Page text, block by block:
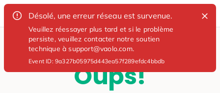
Désolé, une erreur réseau est survenue.
Veuillez réessayer plus tard et si le problème
persiste, veuillez contacter notre soutien
technique à support@vaolo.com.
Event ID:9a327b05975d443ea57f289efdc4bbdb
Oups!